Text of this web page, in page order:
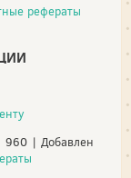
рефераты
960 | Добавлен